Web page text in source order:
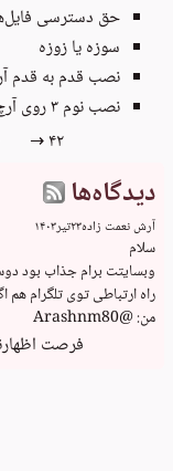
حق دسترسی
سوزه یا زوزه
نصب قدم به قدم
نصب نوم ۳ روی آرچ‌لینوکس
۴۲ →
دیدگاه‌ها
آرش نعمت زاده۲۳تیر۱۴۰۳
من: @Arashnm80
فرصت